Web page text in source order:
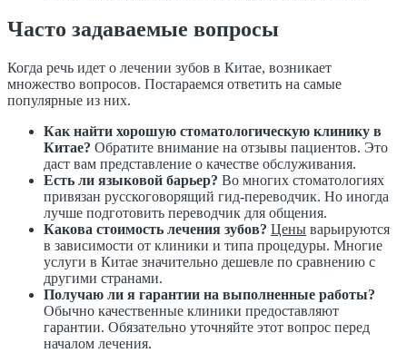
Часто задаваемые вопросы
Когда речь идет о лечении зубов в Китае, возникает
множество вопросов. Постараемся ответить на самые
популярные из них.
Как найти хорошую стоматологическую клинику в
Китае? Обратите внимание на отзывы пациентов. Это
даст вам представление о качестве обслуживания.
Есть ли языковой барьер? Во многих стоматологиях
привязан русскоговорящий гид-переводчик. Но иногда
лучше подготовить переводчик для общения.
Какова стоимость лечения зубов? Цены варьируются
в зависимости от клиники и типа процедуры. Многие
услуги в Китае значительно дешевле по сравнению с
другими странами.
Получаю ли я гарантии на выполненные работы?
Обычно качественные клиники предоставляют
гарантии. Обязательно уточняйте этот вопрос перед
началом лечения.